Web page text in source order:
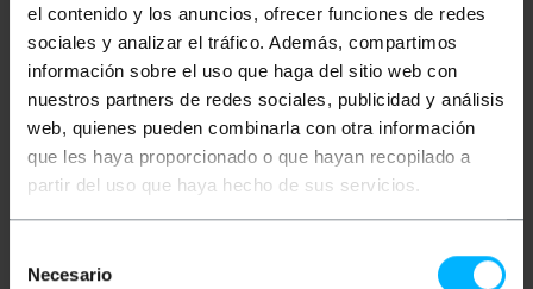
el contenido y los anuncios, ofrecer funciones de redes
sociales y analizar el tráfico. Además, compartimos
información sobre el uso que haga del sitio web con
nuestros partners de redes sociales, publicidad y análisis
web, quienes pueden combinarla con otra información
que les haya proporcionado o que hayan recopilado a
partir del uso que haya hecho de sus servicios.
Necesario
PVP
2,62€
PVD
1,94 €
Da 12 a 13 giorni lavorativi
RJ114
Quantità
PVP
1,34€
PVD
1,16€
Da 11 a 12 giorni lavorativi
RJ104
Quantità